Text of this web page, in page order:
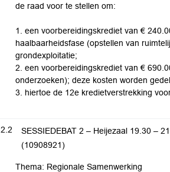
de raad voor te stellen om:
1. een voorbereidingskrediet van €
haalbaarheidsfase (opstellen van
grondexploitatie;
2. een voorbereidingskrediet van €
onderzoeken); deze kosten worden
3. hiertoe de 12e kredietverstrekking
2.2
SESSIEDEBAT 2 – Heijezaal 19.30 –
(10908921)
Thema: Regionale Samenwerking